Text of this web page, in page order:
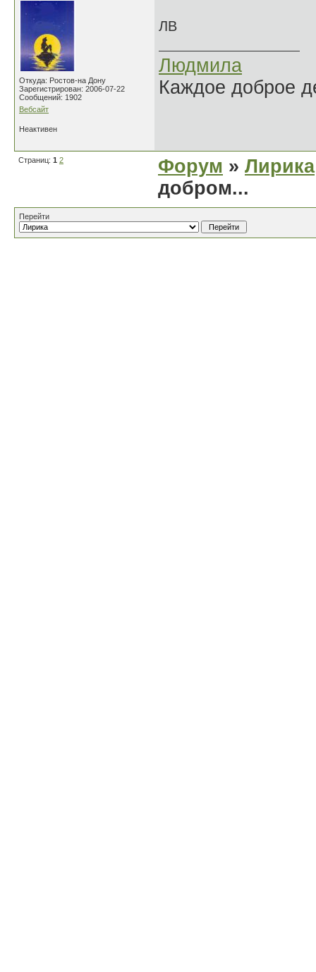
Откуда: Ростов-на Дону
Зарегистрирован: 2006-07-22
Сообщений: 1902
Вебсайт
ЛВ
Людмила
Каждое доброе
Неактивен
Страниц: 1 2 Форум » Лирика
добром...
Перейти